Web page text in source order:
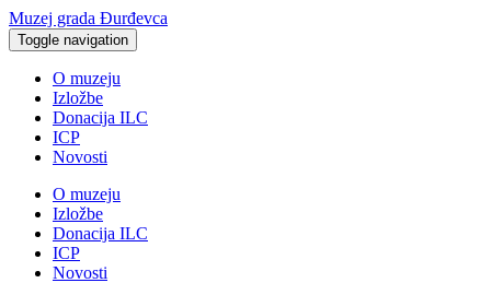
Muzej grada Đurđevca
Toggle navigation
O muzeju
Izložbe
Donacija ILC
ICP
Novosti
O muzeju
Izložbe
Donacija ILC
ICP
Novosti